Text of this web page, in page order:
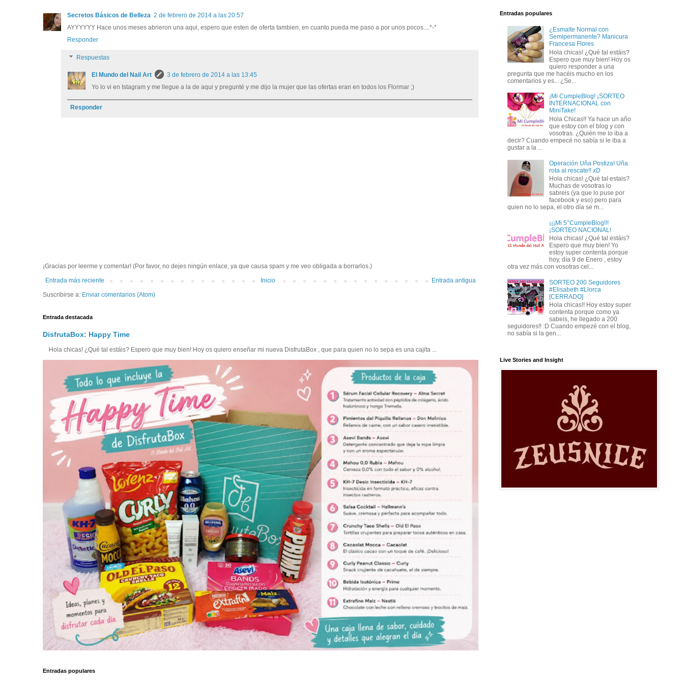
Secretos Básicos de Belleza 2 de febrero de 2014 a las 20:57
AYYYYYY Hace unos meses abrieron una aqui, espero que esten de oferta tambien, en cuanto pueda me paso a por unos pocos....*-*
Responder
Respuestas
El Mundo del Nail Art
3 de febrero de 2014 a las 13:45
Yo lo vi en Istagram y me llegue a la de aqui y pregunté y me dijo la mujer que las ofertas eran en todos los Flormar ;)
Responder
¡Gracias por leerme y comentar! (Por favor, no dejes ningún enlace, ya que causa spam y me veo obligada a borrarlos.)
Entrada más reciente
Entrada antigua
Inicio
Suscribirse a: Enviar comentarios (Atom)
Entrada destacada
DisfrutaBox: Happy Time
Hola chicas! ¿Qué tal estáis? Espero que muy bien! Hoy os quiero enseñar mi nueva DisfrutaBox , que para quien no lo sepa es una cajita ...
Entradas populares
Entradas populares
¿Esmalte Normal con
Semipermanente? Manicura
Francesa Flores
Hola chicas! ¿Qué tal estáis?
Espero que muy bien! Hoy os
quiero responder a una
pregunta que me hacéis mucho en los
comentarios y es... ¿Se...
¡Mi CumpleBlog! ¡SORTEO
INTERNACIONAL con
MiniTake!
Hola Chicas!! Ya hace un año
que estoy con el blog y con
vosotras. ¿Quién me lo iba a
decir? Cuando empecé no sabía si le iba a
gustar a la ...
Operación Uña Postiza! Uña
rota al rescate!! xD
Hola chicas! ¿Qué tal estais?
Muchas de vosotras lo
sabreis (ya que lo puse por
facebook y eso) pero para
quien no lo sepa, el otro día se m...
¡¡¡Mi 5°CumpleBlog!!!
¡SORTEO NACIONAL!
Hola chicas! ¿Qué tal estáis?
Espero que muy bien! Yo
estoy super contenta porque
hoy, día 9 de Enero , estoy
otra vez más con vosotras cel...
SORTEO 200 Seguidores
#Elisabeth #Llorca
[CERRADO]
Hola chicas!! Hoy estoy super
contenta porque como ya
sabeis, he llegado a 200
seguidores!! :D Cuando empezé con el blog,
no sabía si la gen...
Live Stories and Insight